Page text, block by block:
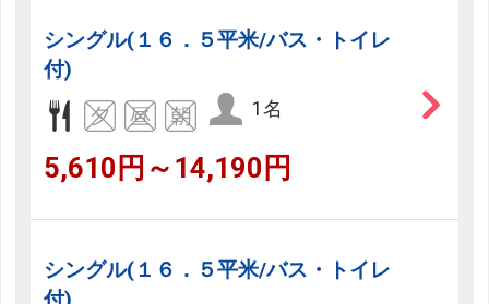
シングル(１６．５平米/バス・トイレ
付)
1名
5,610円～14,190円
シングル(１６．５平米/バス・トイレ